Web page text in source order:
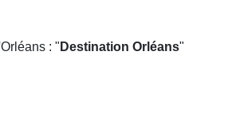
: " Destination Orléans"